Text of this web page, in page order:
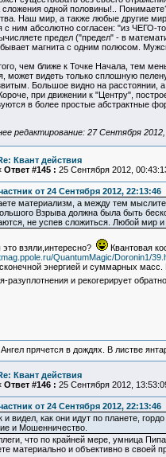
одной половины!..
Наш мир, а также любые другие
с ним абсолютно согласен: "из ЧЕГО-
предел ("предел" - в
магнита с одним полюсом.
чем ближе к Точке Начала, тем
может видеть только сплошную
Большое видно на расстоянии,
при движении к "Центру",
в более простые абстрактные
редактирование: 27 Сентября
Квант действия
Ответ #145 : 25 Сентября 2012,
от 24 Сентября 2012, 22:13:46
материализм, а между тем
Взрыва должна была быть
не успев сложиться. Любой мир
взяли,интересно?
Квантовая
QuantumMagic/Doronin1/
энергией и суммарных
разуплотнения и рекогерирует
прячется в дождях. В листве
Квант действия
Ответ #146 : 25 Сентября 2012,
от 24 Сентября 2012, 22:13:46
и видел, как они идут по планете,
и Мошенничество.
что по крайней мере, умница
материально и объективно в своей